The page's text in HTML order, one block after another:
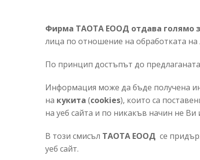
Фирма ТАОТА ЕООД отдава голямо
лица по отношение на обработката на
По принцип достъпът до
Информация може да бъде получена
на кукита (cookies), които са
на уеб сайта и по никакъв начин не
В този смисъл ТАОТА ЕООД се
уеб сайт.